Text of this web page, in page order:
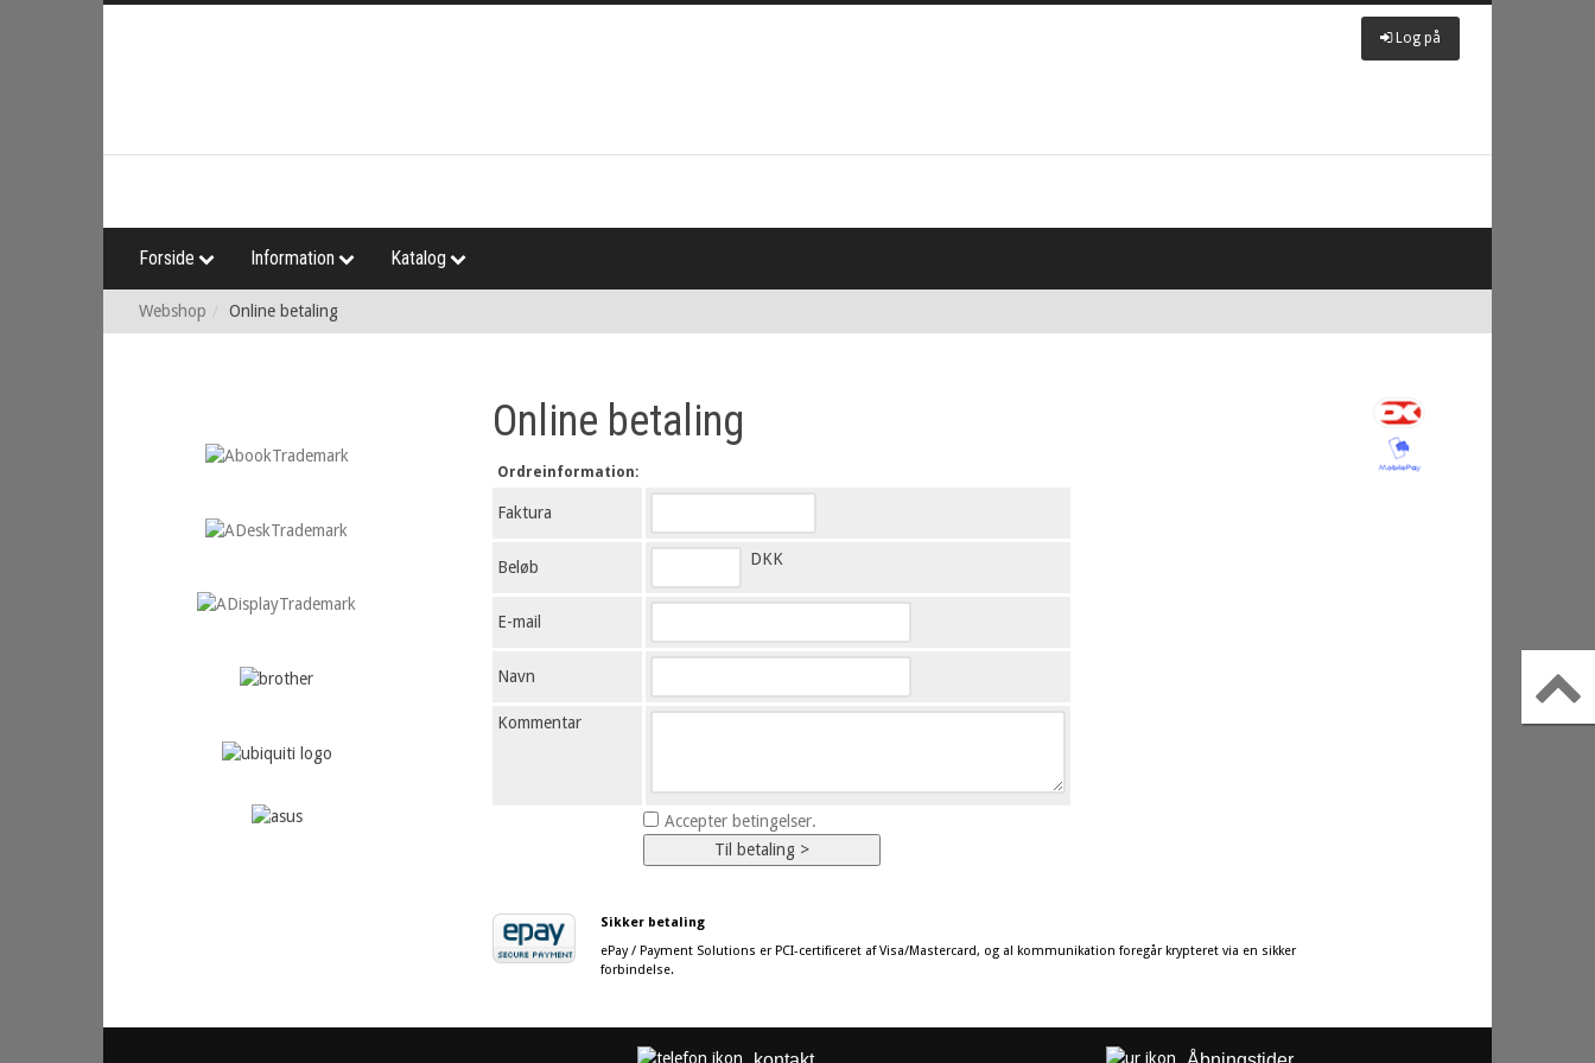
Log på
Forside Information Katalog
Webshop Online betaling
Online betaling
Ordreinformation:
Faktura
Beløb DKK
E-mail
Navn
Kommentar
Accepter betingelser.
Sikker betaling
ePay / Payment Solutions er PCI-certificeret af Visa/Mastercard, og al kommunikation foregår krypteret via en sikker
forbindelse.